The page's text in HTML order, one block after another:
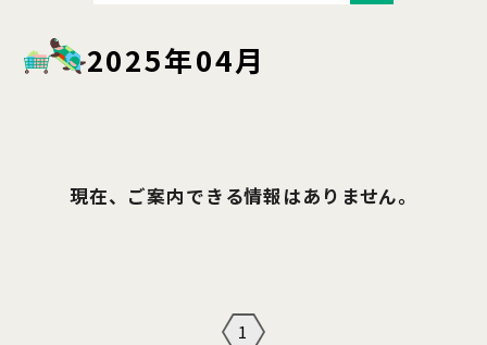
2025年04月
現在、ご案内できる情報はありません。
1